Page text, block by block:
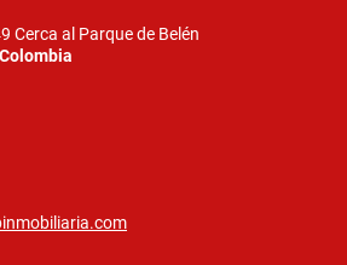
Cerca al Parque de Belén